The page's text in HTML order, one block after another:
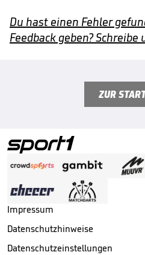
Du hast einen Fehler
Feedback geben?
ZUR
Impressum
Datenschutzhinweise
Datenschutzeinstellungen